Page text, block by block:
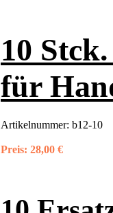
10
für
Artikelnummer: b12-10
Preis: 28,00 €